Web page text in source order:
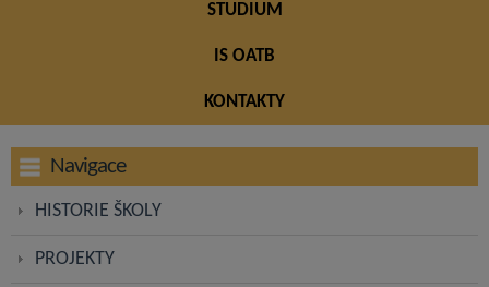
STUDIUM
IS OATB
KONTAKTY
Navigace
HISTORIE ŠKOLY
PROJEKTY